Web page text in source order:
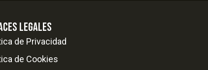
LEGALES
de Privacidad
de Cookies